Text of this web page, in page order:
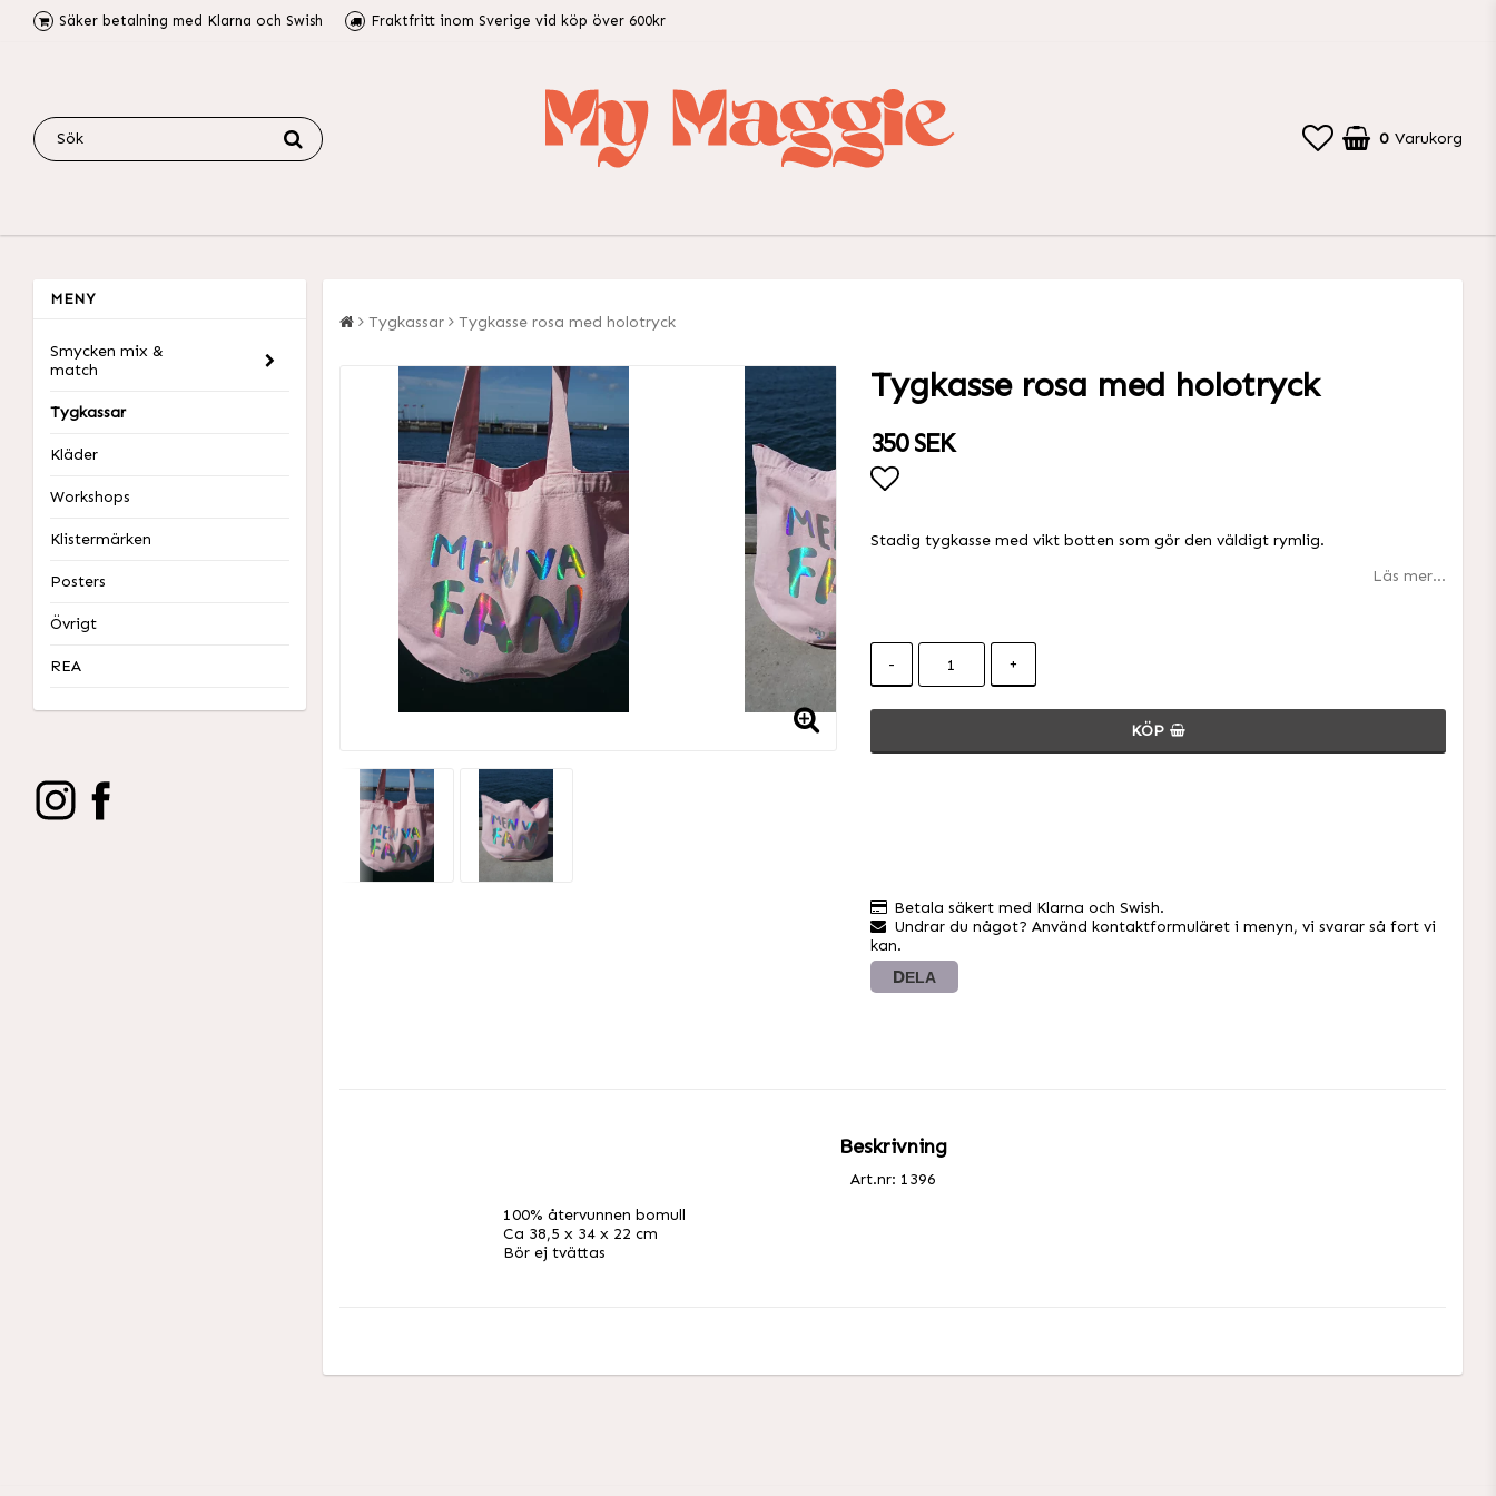
Säker betalning med Klarna och Swish Fraktfritt inom Sverige vid köp över 600kr
0 Varukorg
MENY
Smycken mix &
match
Tygkassar
Kläder
Workshops
Klistermärken
Posters
Övrigt
REA
Tygkassar Tygkasse rosa med holotryck
Tygkasse rosa med holotryck
350 SEK
Stadig tygkasse med vikt botten som gör den väldigt rymlig.
Läs mer...
- +
KÖP
Betala säkert med Klarna och Swish.
Undrar du något? Använd kontaktformuläret i menyn, vi svarar så fort vi
kan.
DELA
Beskrivning
Art.nr: 1396
100% återvunnen bomull
Ca 38,5 x 34 x 22 cm
Bör ej tvättas